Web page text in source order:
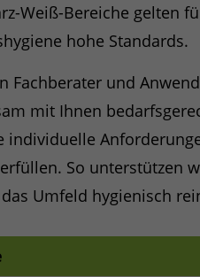
Weiß-Bereiche gelten
hohe Standards.
Fachberater und
mit Ihnen
individuelle
So unterstützen
Umfeld hygienisch